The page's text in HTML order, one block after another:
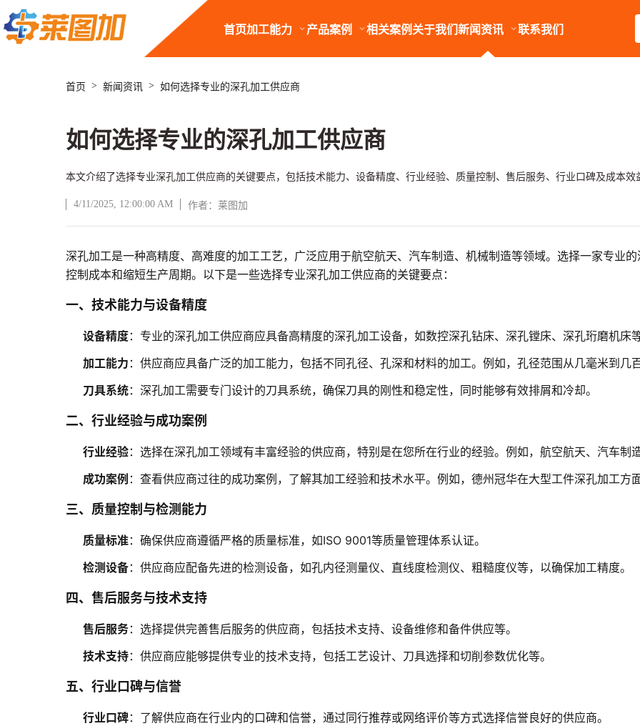
首页加工能力 产品案例 相关案例 关于我们新闻资讯 联系我们
首页 > 新闻资讯 > 如何选择专业的深孔加工供应商
如何选择专业的深孔加工供应商
本文介绍了选择专业深孔加工供应商的关键要点，包括技术能力、设备精度、行业经验、质量控制、售后服务、行业口碑及成本
4/11/2025, 12:00:00 AM 作者：莱图加
文章正文
深孔加工是一种高精度、高难度的加工工艺，广泛应用于航空航天、汽车制造、机械制造等领域。选择一家专业
控制成本和缩短生产周期。以下是一些选择专业深孔加工供应商的关键要点：
一、技术能力与设备精度
设备精度：专业的深孔加工供应商应具备高精度的深孔加工设备，如数控深孔钻床、深孔镗床、深孔珩磨机床
加工能力 ：供应商应具备广泛的加工能力，包括不同孔径、孔深和材料的加工。例如，孔径范围从几毫米到几
刀具系统：深孔加工需要专门设计的刀具系统，确保刀具的刚性和稳定性，同时能够有效排屑和冷却。
二、行业经验与成功案例
行业经验：选择在深孔加工领域有丰富经验的供应商，特别是在您所在行业的经验。例如，航空航天、汽车制
成功案例 ：查看供应商过往的成功案例，了解其加工经验和技术水平。例如，德州冠华在大型工件深孔加工方
三、质量控制与检测能力
质量标准：确保供应商遵循严格的质量标准，如ISO 9001等质量管理体系认证。
检测设备：供应商应配备先进的检测设备，如孔内径测量仪、直线度检测仪、粗糙度仪等，以确保加工精度。
四、售后服务与技术支持
售后服务：选择提供完善售后服务的供应商，包括技术支持、设备维修和备件供应等。
技术支持：供应商应能够提供专业的技术支持，包括工艺设计、刀具选择和切削参数优化等。
五、行业口碑与信誉
行业口碑：了解供应商在行业内的口碑和信誉，通过同行推荐或网络评价等方式选择信誉良好的供应商。